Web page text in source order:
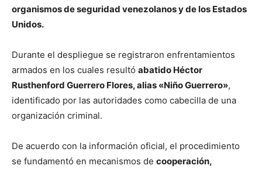
organismos de seguridad venezolanos y de los Estados
Unidos.
Durante el despliegue se registraron enfrentamientos
armados en los cuales resultó abatido Héctor
Rusthenford Guerrero Flores, alias «Niño Guerrero»,
identificado por las autoridades como cabecilla de una
organización criminal.
De acuerdo con la información oficial, el procedimiento
se fundamentó en mecanismos de cooperación,